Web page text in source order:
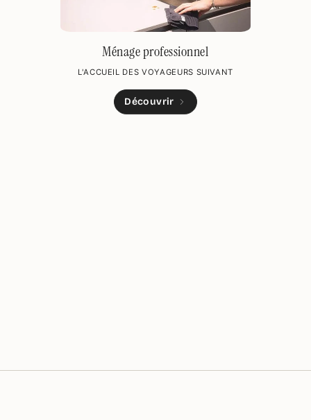
Ménage professionnel
L'ACCUEIL DES VOYAGEURS SUIVANT
Découvrir